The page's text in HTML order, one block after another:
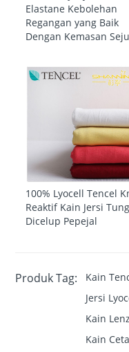
Elastane Kebolehan
Regangan yang Baik
Dengan Kemasan
100% Lyocell Tencel
Reaktif Kain Jersi
Dicelup Pepejal
Produk Tag:
Kain
Jersi
Kain
Kain